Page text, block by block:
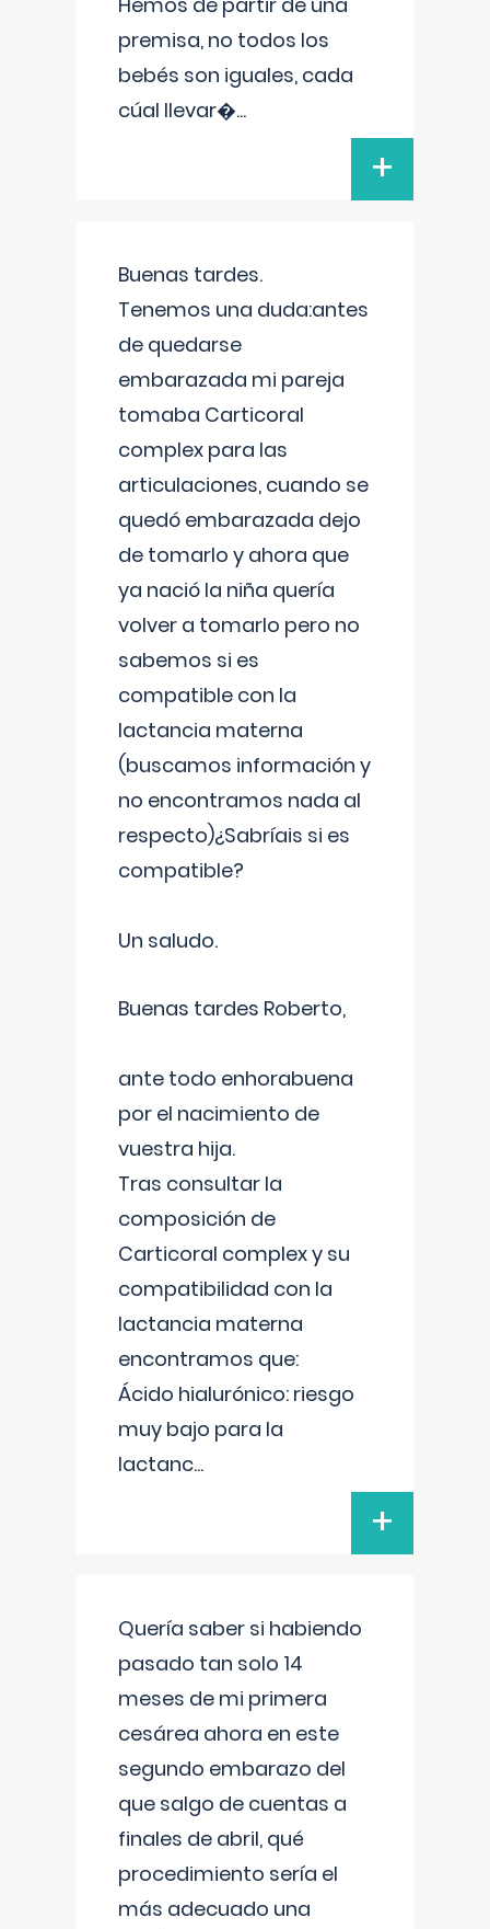
premisa, no todos los
bebés son iguales, cada
cúal llevar�...
+
Buenas tardes.
Tenemos una duda:antes
de quedarse
embarazada mi pareja
tomaba Carticoral
complex para las
articulaciones, cuando se
quedó embarazada dejo
de tomarlo y ahora que
ya nació la niña quería
volver a tomarlo pero no
sabemos si es
compatible con la
lactancia materna
(buscamos información y
no encontramos nada al
respecto)¿Sabríais si es
compatible?
Un saludo.
Buenas tardes Roberto,
ante todo enhorabuena
por el nacimiento de
vuestra hija.
Tras consultar la
composición de
Carticoral complex y su
compatibilidad con la
lactancia materna
encontramos que:
Ácido hialurónico: riesgo
muy bajo para la
lactanc...
+
Quería saber si habiendo
pasado tan solo 14
meses de mi primera
cesárea ahora en este
segundo embarazo del
que salgo de cuentas a
finales de abril, qué
procedimiento sería el
más adecuado una